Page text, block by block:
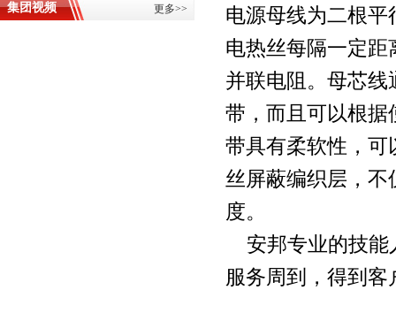
集团视频 更多>>
电源母线为二根
电热丝每隔一定距
并联电阻。母芯
带，而且可以根据
带具有柔软性，可
丝屏蔽编织层，
度。
安邦专业的技能
服务周到，得到